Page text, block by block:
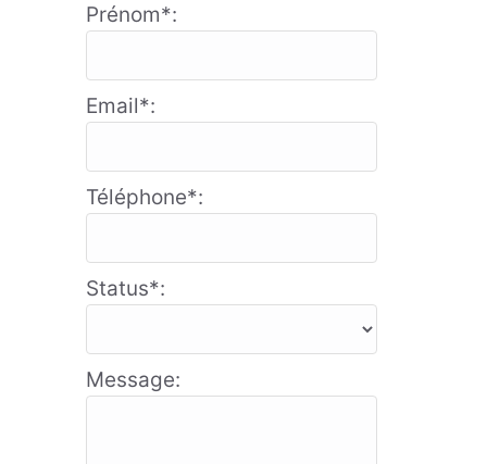
Prénom*:
Email*:
Téléphone*:
Status*:
Message: